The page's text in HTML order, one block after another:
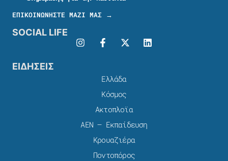
ΕΠΙΚΟΙΝΩΝΗΣΤΕ ΜΑΖΙ ΜΑΣ →
SOCIAL LIFE
ΕΙΔΗΣΕΙΣ
Ελλάδα
Κόσμος
Ακτοπλοϊα
ΑΕΝ – Εκπαίδευση
Κρουαζιέρα
Ποντοπόρος